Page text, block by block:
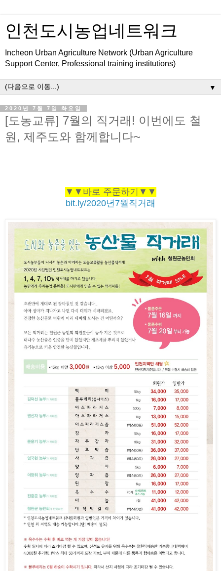
인천도시농업네트워크
Incheon Urban Agriculture Network (Urban Agriculture
Support Center, Professional training institutions)
▼
2020년 7월 7일 화요일
[도농교류] 7월의 직거래! 이번에도 철
원, 제주도와 함께합니다~
▼▼바로 주문하기▼▼
bit.ly/2020년7월직거래